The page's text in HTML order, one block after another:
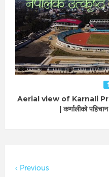
Aerial view of Karnali
| कर्णालीको
Previous